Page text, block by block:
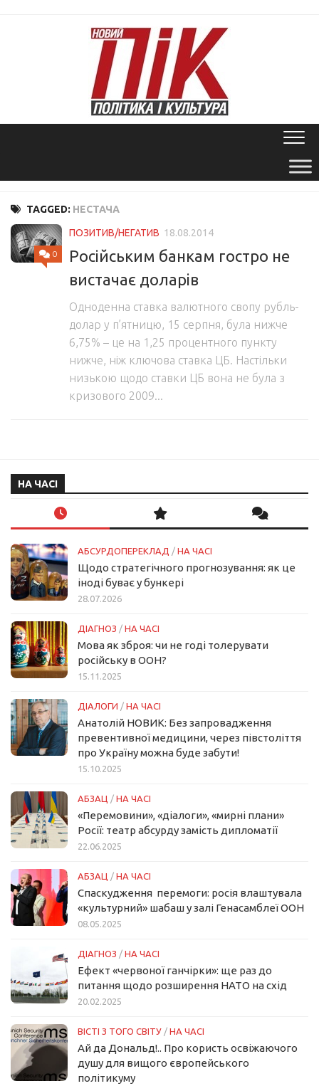
TAGGED: НЕСТАЧА
0
ПОЗИТИВ/НЕГАТИВ 18.08.2014
Російським банкам гостро не
вистачає доларів
Одноденна ставка валютного свопу рубль-
долар у п’ятницю, 15 серпня, була нижче
6,75% – це на 1,25 процентного пункту
нижче, ніж ключова ставка ЦБ. Настільки
низькою щодо ставки ЦБ вона не була з
кризового 2009...
НА ЧАСІ
АБСУРДОПЕРЕКЛАД / НА ЧАСІ
Щодо стратегічного прогнозування: як це
іноді буває у бункері
28.07.2026
ДІАГНОЗ / НА ЧАСІ
Мова як зброя: чи не годі толерувати
російську в ООН?
15.11.2025
ДІАЛОГИ / НА ЧАСІ
Анатолій НОВИК: Без запровадження
превентивної медицини, через півстоліття
про Україну можна буде забути!
15.10.2025
АБЗАЦ / НА ЧАСІ
«Перемовини», «діалоги», «мирні плани»
Росії: театр абсурду замість дипломатії
22.06.2025
АБЗАЦ / НА ЧАСІ
Спаскудження перемоги: росія влаштувала
«культурний» шабаш у залі Генасамблеї ООН
08.05.2025
ДІАГНОЗ / НА ЧАСІ
Ефект «червоної ганчірки»: ще раз до
питання щодо розширення НАТО на схід
20.02.2025
ВІСТІ З ТОГО СВІТУ / НА ЧАСІ
Ай да Дональд!.. Про користь освіжаючого
душу для вищого європейського
політикуму